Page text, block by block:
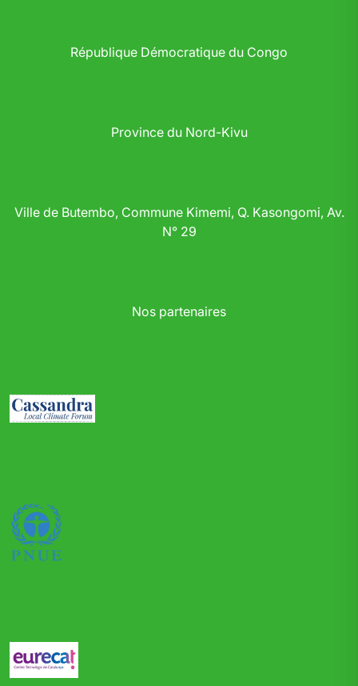
République Démocratique du Congo
Province du Nord-Kivu
Ville de Butembo, Commune Kimemi, Q. Kasongomi, Av.
N° 29
Nos partenaires